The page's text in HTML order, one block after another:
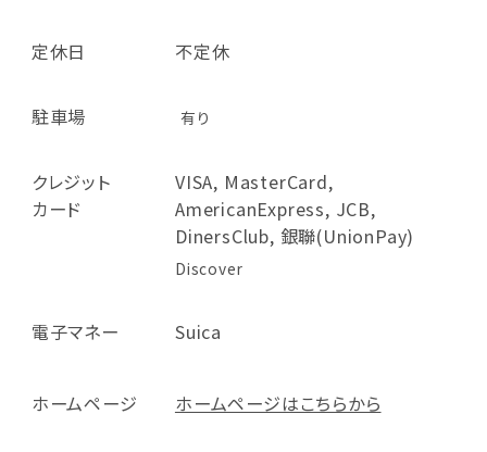
定休日 不定休
駐車場 有り
クレジット
カード
VISA, MasterCard,
AmericanExpress, JCB,
DinersClub, 銀聯(UnionPay)
Discover
電子マネー Suica
ホームページ ホームページはこちらから